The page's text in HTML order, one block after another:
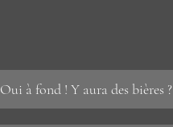
Oui à fond ! Y aura des bières ?